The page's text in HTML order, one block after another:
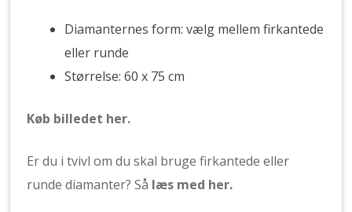
Diamanternes form: vælg mellem firkantede
eller runde
Størrelse: 60 x 75 cm
Køb billedet her.
Er du i tvivl om du skal bruge firkantede eller
runde diamanter? Så læs med her.